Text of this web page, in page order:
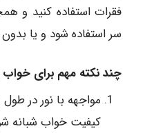
فقرات استفاده کنید و
سر استفاده شود و یا
چند نکته مهم برای
مواجهه با نور در
کیفیت خواب شبانه